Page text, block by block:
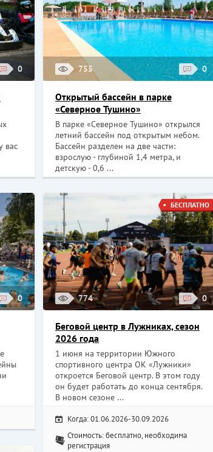
0
вас
755 0
Открытый бассейн в парке
«Северное Тушино»
В парке «Северное Тушино» открылся
летний бассейн под открытым небом.
Бассейн разделен на две части:
взрослую - глубиной 1,4 метра, и
детскую - 0,6 ...
0 774 0
БЕСПЛАТНО
Беговой центр в Лужниках, сезон
2026 года
1 июня на территории Южного
спортивного центра ОК «Лужники»
откроется Беговой центр. В этом году
он будет работать до конца сентября.
В новом сезоне ...
Когда: 01.06.2026-30.09.2026
Стоимость: бесплатно, необходима
регистрация